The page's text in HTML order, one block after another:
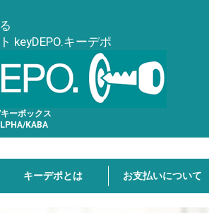
keyDEPO.キーデポ
ーボックス
KABA
キーデポとは お支払いについて